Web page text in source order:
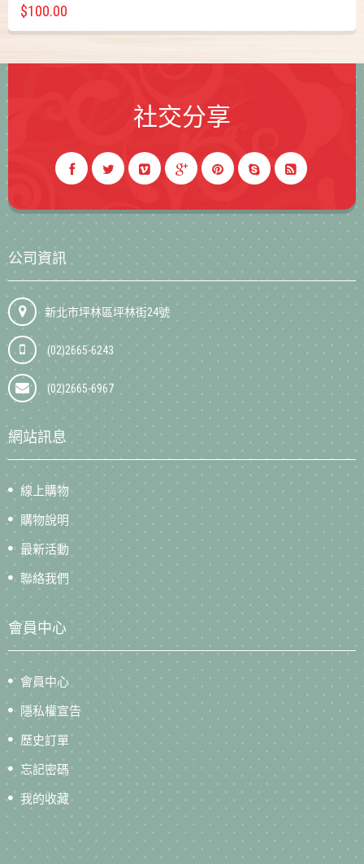
$100.00
社交分享
公司資訊
新北市坪林區坪林街24號
(02)2665-6243
(02)2665-6967
網站訊息
線上購物
購物說明
最新活動
聯絡我們
會員中心
會員中心
隱私權宣告
歷史訂單
忘記密碼
我的收藏